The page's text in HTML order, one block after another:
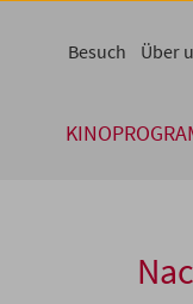
Besuch Über